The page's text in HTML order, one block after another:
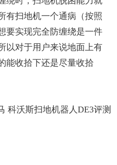
有扫地机一个通病（按照
要实现完全防缠绕是一件
以对于用户来说地面上有
能收拾下还是尽量收拾